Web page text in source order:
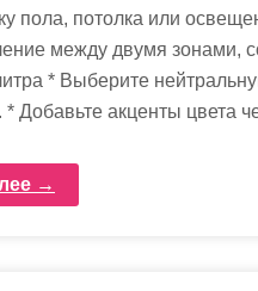
пола, потолка или
между двумя зонами,
* Выберите
* Добавьте акценты цвета
→